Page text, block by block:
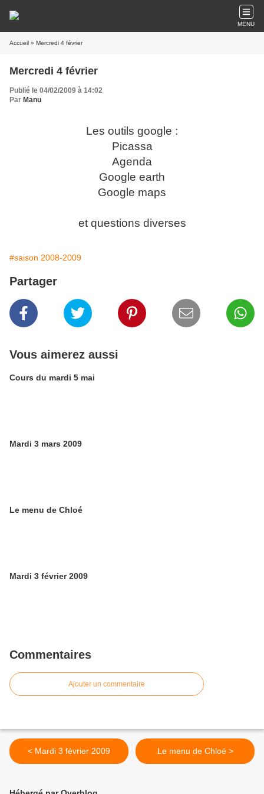
MENU
Accueil » Mercredi 4 février
Mercredi 4 février
Publié le 04/02/2009 à 14:02
Par Manu
Les outils google :
Picassa
Agenda
Google earth
Google maps
et questions diverses
#saison 2008-2009
Partager
Vous aimerez aussi
Cours du mardi 5 mai
Mardi 3 mars 2009
Le menu de Chloé
Mardi 3 février 2009
Commentaires
Ajouter un commentaire
< Mardi 3 février 2009 Le menu de Chloé >